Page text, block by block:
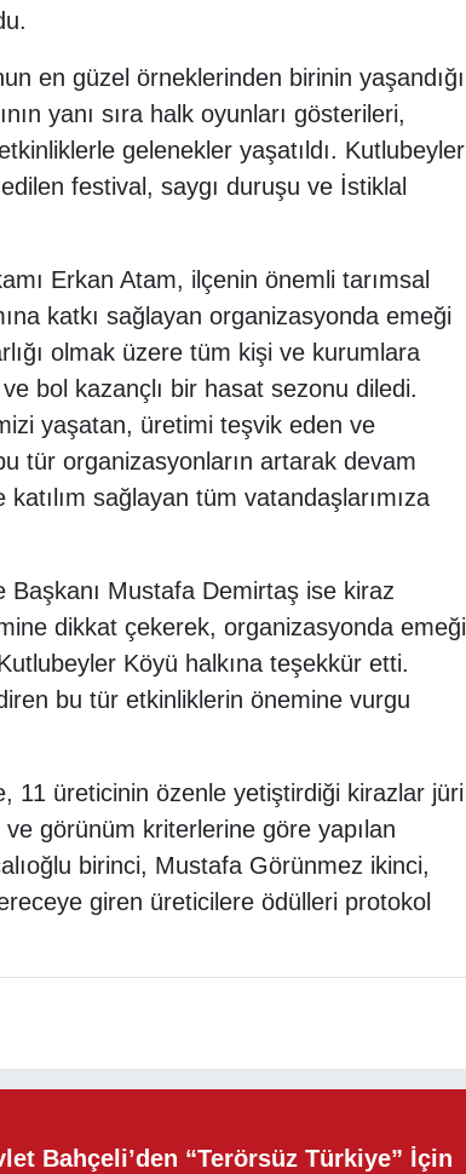
en güzel örneklerinden birinin yaşandığı
yanı sıra halk oyunları gösterileri,
gelenekler yaşatıldı. Kutlubeyler
festival, saygı duruşu ve İstiklal
Erkan Atam, ilçenin önemli tarımsal
katkı sağlayan organizasyonda emeği
olmak üzere tüm kişi ve kurumlara
bol kazançlı bir hasat sezonu diledi.
yaşatan, üretimi teşvik eden ve
tür organizasyonların artarak devam
sağlayan tüm vatandaşlarımıza
Başkanı Mustafa Demirtaş ise kiraz
dikkat çekerek, organizasyonda emeği
Köyü halkına teşekkür etti.
bu tür etkinliklerin önemine vurgu
11 üreticinin özenle yetiştirdiği kirazlar jüri
görünüm kriterlerine göre yapılan
birinci, Mustafa Görünmez ikinci,
giren üreticilere ödülleri protokol
Bahçeli’den “Terörsüz Türkiye” İçin